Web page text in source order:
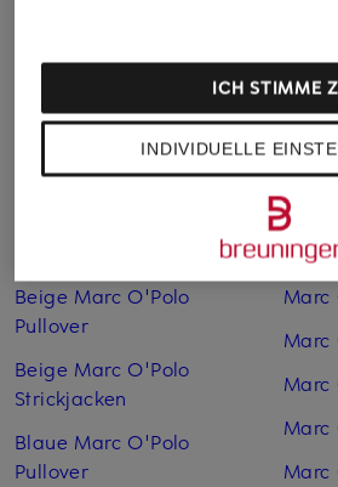
Beige Marc O'Polo
Pullover
Beige Marc O'Polo
Strickjacken
Blaue Marc O'Polo
Pullover
Marc
Marc
Marc
Marc
INDIVIDUELLE
ICH STIMME